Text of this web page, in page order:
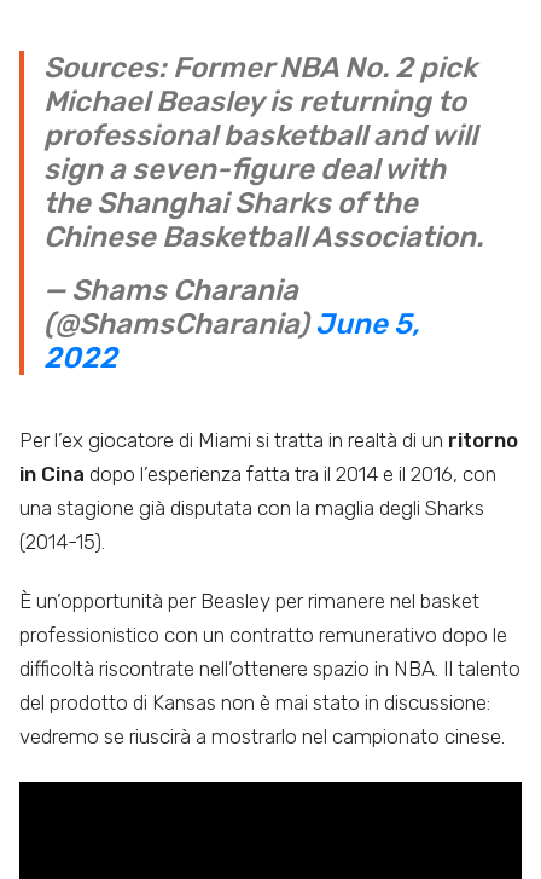
Sources: Former NBA No. 2 pick
Michael Beasley is returning to
professional basketball and will
sign a seven-figure deal with
the Shanghai Sharks of the
Chinese Basketball Association.
— Shams Charania
(@ShamsCharania)June 5,
2022
Per l’ex giocatore di Miami si tratta in realtà di un ritorno
in Cina dopo l’esperienza fatta tra il 2014 e il 2016, con
una stagione già disputata con la maglia degli Sharks
(2014-15).
È un’opportunità per Beasley per rimanere nel basket
professionistico con un contratto remunerativo dopo le
difficoltà riscontrate nell’ottenere spazio in NBA. Il talento
del prodotto di Kansas non è mai stato in discussione:
vedremo se riuscirà a mostrarlo nel campionato cinese.